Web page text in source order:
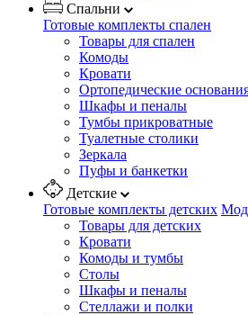
Спальни
Готовые комплекты спален
Товары для спален
Комоды
Кровати
Ортопедические
Шкафы и пеналы
Тумбы прикроватные
Туалетные столики
Зеркала
Пуфы и банкетки
Детские
Готовые комплекты детских
Товары для детских
Кровати
Комоды и тумбы
Столы
Шкафы и пеналы
Стеллажи и полки